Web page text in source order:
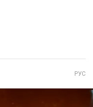
РУС